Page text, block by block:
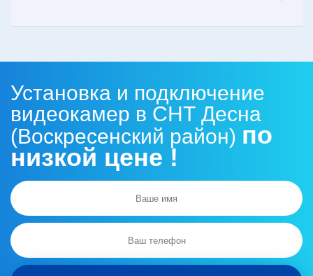
Установка и подключение
видеокамер в СНТ Десна
(Воскресенский район) по
низкой цене !